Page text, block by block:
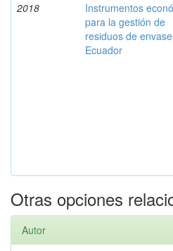
2018
Instrumentos
para la gestión de
residuos de
Ecuador
Otras opciones
Autor